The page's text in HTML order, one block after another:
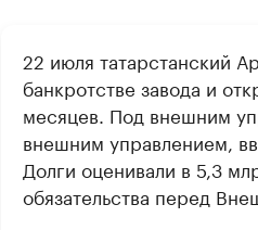
22 июля татарстанский
банкротстве завода и
месяцев. Под внешним
внешним управлением,
Долги оценивали в 5,3
обязательства перед